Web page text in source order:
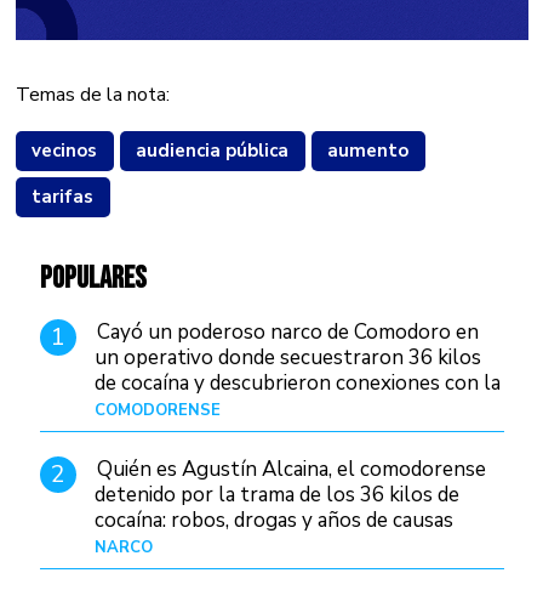
Temas de la nota:
vecinos audiencia pública
aumento
tarifas
POPULARES
1
Cayó un poderoso narco de Comodoro en
un operativo donde secuestraron 36 kilos
de cocaína y descubrieron conexiones con la
Patagonia
COMODORENSE
2
Quién es Agustín Alcaina, el comodorense
detenido por la trama de los 36 kilos de
cocaína: robos, drogas y años de causas
judiciales
NARCO